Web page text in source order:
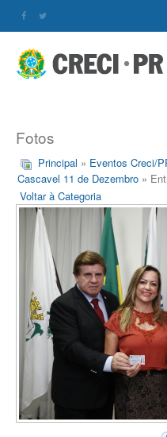
Fotos
Principal » Eventos Creci/
Cascavel 11 de Dezembro »
Voltar à Categoria